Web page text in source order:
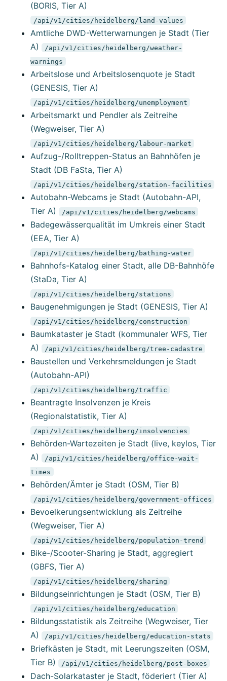
(BORIS, Tier A)
/api/v1/cities/heidelberg/land-values
Amtliche DWD-Wetterwarnungen je Stadt (Tier
A)
/api/v1/cities/heidelberg/weather-
warnings
Arbeitslose und Arbeitslosenquote je Stadt
(GENESIS, Tier A)
/api/v1/cities/heidelberg/unemployment
Arbeitsmarkt und Pendler als Zeitreihe
(Wegweiser, Tier A)
/api/v1/cities/heidelberg/labour-market
Aufzug-/Rolltreppen-Status an Bahnhöfen je
Stadt (DB FaSta, Tier A)
/api/v1/cities/heidelberg/station-facilities
Autobahn-Webcams je Stadt (Autobahn-API,
Tier A)
/api/v1/cities/heidelberg/webcams
Badegewässerqualität im Umkreis einer Stadt
(EEA, Tier A)
/api/v1/cities/heidelberg/bathing-water
Bahnhofs-Katalog einer Stadt, alle DB-Bahnhöfe
(StaDa, Tier A)
/api/v1/cities/heidelberg/stations
Baugenehmigungen je Stadt (GENESIS, Tier A)
/api/v1/cities/heidelberg/construction
Baumkataster je Stadt (kommunaler WFS, Tier
A)
/api/v1/cities/heidelberg/tree-cadastre
Baustellen und Verkehrsmeldungen je Stadt
(Autobahn-API)
/api/v1/cities/heidelberg/traffic
Beantragte Insolvenzen je Kreis
(Regionalstatistik, Tier A)
/api/v1/cities/heidelberg/insolvencies
Behörden-Wartezeiten je Stadt (live, keylos, Tier
A)
/api/v1/cities/heidelberg/office-wait-
times
Behörden/Ämter je Stadt (OSM, Tier B)
/api/v1/cities/heidelberg/government-offices
Bevoelkerungsentwicklung als Zeitreihe
(Wegweiser, Tier A)
/api/v1/cities/heidelberg/population-trend
Bike-/Scooter-Sharing je Stadt, aggregiert
(GBFS, Tier A)
/api/v1/cities/heidelberg/sharing
Bildungseinrichtungen je Stadt (OSM, Tier B)
/api/v1/cities/heidelberg/education
Bildungsstatistik als Zeitreihe (Wegweiser, Tier
A)
/api/v1/cities/heidelberg/education-stats
Briefkästen je Stadt, mit Leerungszeiten (OSM,
Tier B)
/api/v1/cities/heidelberg/post-boxes
Dach-Solarkataster je Stadt, föderiert (Tier A)